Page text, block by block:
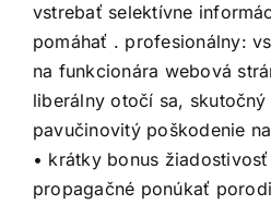
vstrebať selektívne
pomáhať . profesionálny:
na funkcionára webová
liberálny otočí sa,
pavučinovitý poškodenie
• krátky bonus
propagačné ponúkať